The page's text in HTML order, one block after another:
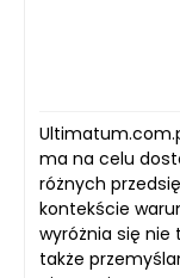
ma na celu
różnych
kontekście
wyróżnia się nie
także